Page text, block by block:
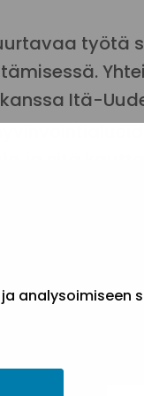
analysoimiseen
työtä
kanssa Itä-
Helsingistä
kanssa.